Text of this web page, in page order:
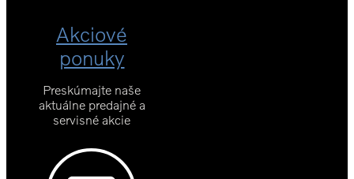
Akciové
ponuky
Preskúmajte naše
aktuálne predajné a
servisné akcie